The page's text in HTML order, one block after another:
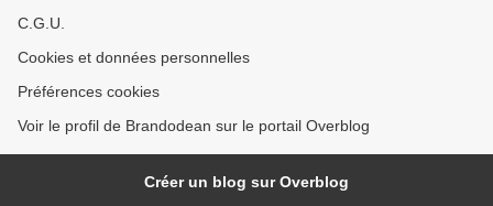
C.G.U.
Cookies et données personnelles
Préférences cookies
Voir le profil de Brandodean sur le portail Overblog
Créer un blog sur Overblog